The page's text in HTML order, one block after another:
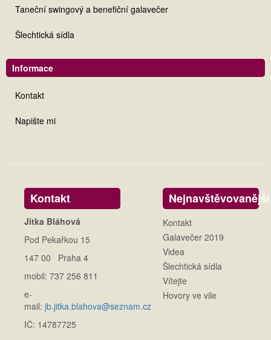
Taneční swingový a benefiční galavečer
Šlechtická sídla
Informace
Kontakt
Napište mi
Kontakt
Jitka Bláhová
Pod Pekařkou 15
147 00 Praha 4
mobil: 737 256 811
e-
mail: jb.jitka.blahova@seznam.cz
IČ: 14787725
Nejnavštěvovanější
Kontakt
Galavečer 2019
Videa
Šlechtická sídla
Vítejte
Hovory ve vile